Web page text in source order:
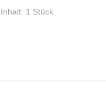
Inhalt: 1 Stück